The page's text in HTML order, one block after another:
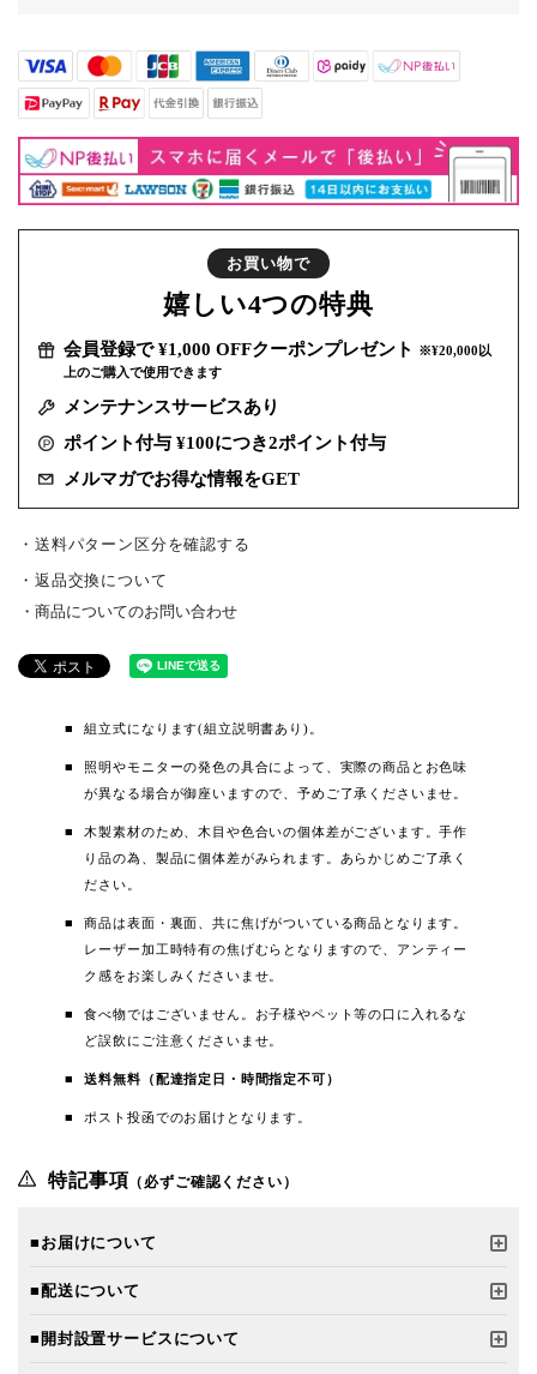
お買い物で
嬉しい4つの特典
会員登録で ¥1,000 OFFクーポンプレゼント
※¥20,000以
上のご購入で使用できます
メンテナンスサービスあり
ポイント付与 ¥100につき2ポイント付与
メルマガでお得な情報をGET
・送料パターン区分を確認する
返品交換について
商品についてのお問い合わせ
組立式になります(組立説明書あり)。
照明やモニターの発色の具合によって、実際の商品とお色味
が異なる場合が御座いますので、予めご了承くださいませ。
木製素材のため、木目や色合いの個体差がございます。手作
り品の為、製品に個体差がみられます。あらかじめご了承く
ださい。
商品は表面・裏面、共に焦げがついている商品となります。
レーザー加工時特有の焦げむらとなりますので、アンティー
ク感をお楽しみくださいませ。
食べ物ではございません。お子様やペット等の口に入れるな
ど誤飲にご注意くださいませ。
送料無料（配達指定日・時間指定不可）
ポスト投函でのお届けとなります。
特記事項 （必ずご確認ください）
■お届けについて
■配送について
■開封設置サービスについて